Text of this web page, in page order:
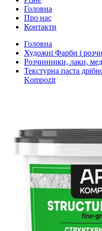
Головна
Про нас
Контакти
Головна
Художні Фарби і
Розчинники, лаки,
Текстурна паста
Kompozit